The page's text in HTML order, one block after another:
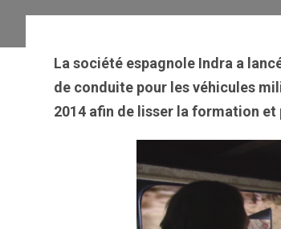
La société espagnole Indra a
de conduite pour les véhicules
2014 afin de lisser la formation